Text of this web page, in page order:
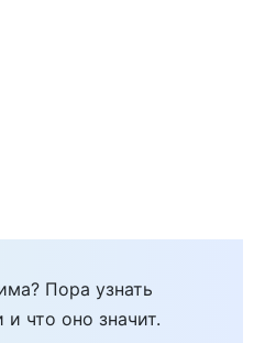
Пора узнать
что оно значит.